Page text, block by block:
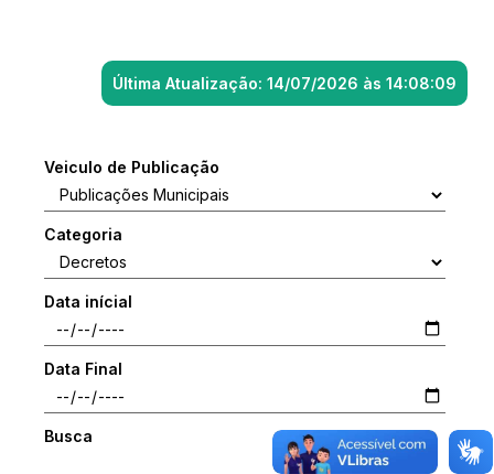
Última Atualização: 14/07/2026 às 14:08:09
Veiculo de Publicação
Categoria
Data inícial
Data Final
Busca